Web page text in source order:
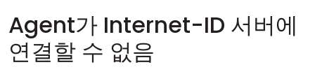
Agent가 Internet-ID 서버에
연결할 수 없음